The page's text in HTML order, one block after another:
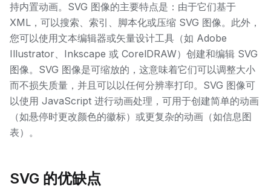
持内置动画。SVG 图像的主要特点是：由于它们基于
XML，可以搜索、索引、脚本化或压缩 SVG 图像。此外，
您可以使用文本编辑器或矢量设计工具（如 Adobe
Illustrator、Inkscape 或 CorelDRAW）创建和编辑 SVG
图像。SVG 图像是可缩放的，这意味着它们可以调整大小
而不损失质量，并且可以以任何分辨率打印。SVG 图像可
以使用 JavaScript 进行动画处理，可用于创建简单的动画
（如悬停时更改颜色的徽标）或更复杂的动画（如信息图
表）。
SVG 的优缺点